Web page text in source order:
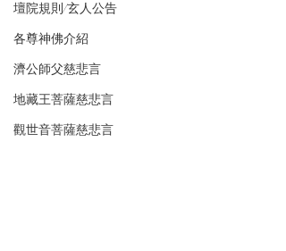
壇院規則/玄人公告
各尊神佛介紹
濟公師父慈悲言
地藏王菩薩慈悲言
觀世音菩薩慈悲言